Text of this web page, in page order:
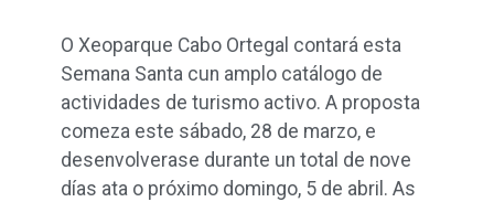
O Xeoparque Cabo Ortegal contará esta
Semana Santa cun amplo catálogo de
actividades de turismo activo. A proposta
comeza este sábado, 28 de marzo, e
desenvolverase durante un total de nove
días ata o próximo domingo, 5 de abril. As